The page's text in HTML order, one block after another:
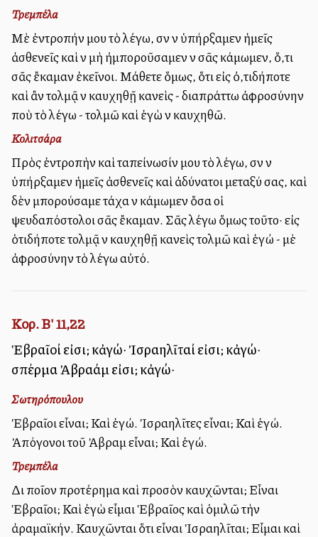
Τρεμπέλα
Μὲ ἐντροπήν μου τὸ λέγω, σὰν νὰ ὑπήρξαμεν ἡμεῖς
ἀσθενεῖς καὶ νὰ μὴ ἠμποροῦσαμεν νὰ σᾶς κάμωμεν, ὅ,τι
σᾶς ἔκαμαν ἐκεῖνοι. Μάθετε ὅμως, ὅτι εἰς ὀ,τιδήποτε
καὶ ἂν τολμᾷ νὰ καυχηθῇ κανεὶς - διαπράττω ἀφροσύνην
ποὺ τὸ λέγω - τολμῶ καὶ ἐγὼ νὰ καυχηθῶ.
Κολιτσάρα
Πρὸς ἐντροπὴν καὶ ταπείνωσίν μου τὸ λέγω, σὰν νὰ
ὑπήρξαμεν ἡμεῖς ἀσθενεῖς καὶ ἀδύνατοι μεταξύ σας, καὶ
δὲν μπορούσαμε τάχα νὰ κάμωμεν ὅσα οἱ
ψευδαπόστολοι σᾶς ἔκαμαν. Σᾶς λέγω ὅμως τοῦτο· εἰς
ὁτιδήποτε τολμᾷ νὰ καυχηθῇ κανεὶς τολμῶ καὶ ἐγώ - μὲ
ἀφροσύνην τὸ λέγω αὐτό.
Κορ. Β' 11,22
Ἑβραῖοί εἰσι; κἀγώ· Ἰσραηλῖταί εἰσι; κἀγώ·
σπέρμα Ἀβραάμ εἰσι; κἀγώ·
Σωτηρόπουλου
Ἐβραῖοι εἶναι; Καὶ ἐγώ. Ἰσραηλῖτες εἶναι; Καὶ ἐγώ.
Ἀπόγονοι τοῦ Ἀβραὰμ εἶναι; Καὶ ἐγώ.
Τρεμπέλα
Διὰ ποῖον προτέρημα καὶ προσὸν καυχῶνται; Εἶναι
Ἑβραῖοι; Καὶ ἐγὼ εἶμαι Ἑβραῖος καὶ ὁμιλῶ τὴν
ἀραμαϊκήν. Καυχῶνται ὅτι εἶναι Ἰσραηλῖται; Εἶμαι καὶ